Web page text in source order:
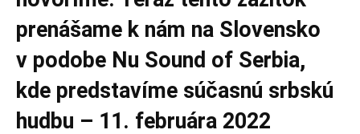
prenášame k nám na Slovensko
v podobe Nu Sound of Serbia,
kde predstavíme súčasnú srbskú
hudbu – 11. februára 2022